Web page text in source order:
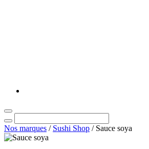
Nos marques / Sushi Shop / Sauce soya